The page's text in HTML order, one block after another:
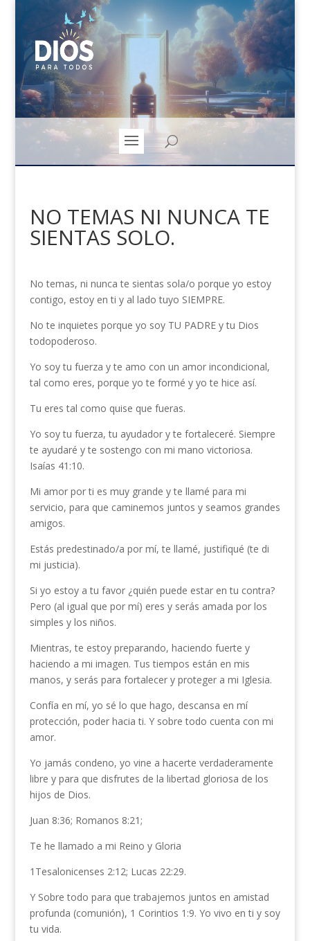
NO TEMAS NI NUNCA TE
SIENTAS SOLO.
No temas, ni nunca te sientas sola/o porque yo estoy
contigo, estoy en ti y al lado tuyo SIEMPRE.
No te inquietes porque yo soy TU PADRE y tu Dios
todopoderoso.
Yo soy tu fuerza y te amo con un amor incondicional,
tal como eres, porque yo te formé y yo te hice así.
Tu eres tal como quise que fueras.
Yo soy tu fuerza, tu ayudador y te fortaleceré. Siempre
te ayudaré y te sostengo con mi mano victoriosa.
Isaías 41:10.
Mi amor por ti es muy grande y te llamé para mi
servicio, para que caminemos juntos y seamos grandes
amigos.
Estás predestinado/a por mí, te llamé, justifiqué (te di
mi justicia).
Si yo estoy a tu favor ¿quién puede estar en tu contra?
Pero (al igual que por mí) eres y serás amada por los
simples y los niños.
Mientras, te estoy preparando, haciendo fuerte y
haciendo a mi imagen. Tus tiempos están en mis
manos, y serás para fortalecer y proteger a mi Iglesia.
Confía en mí, yo sé lo que hago, descansa en mí
protección, poder hacia ti. Y sobre todo cuenta con mi
amor.
Yo jamás condeno, yo vine a hacerte verdaderamente
libre y para que disfrutes de la libertad gloriosa de los
hijos de Dios.
Juan 8:36; Romanos 8:21;
Te he llamado a mi Reino y Gloria
1Tesalonicenses 2:12; Lucas 22:29.
Y Sobre todo para que trabajemos juntos en amistad
profunda (comunión), 1 Corintios 1:9. Yo vivo en ti y soy
tu vida.